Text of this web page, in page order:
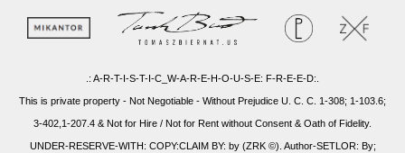
.: A-R-T-I-S-T-I-C_W-A-R-E-H-O-U-S-E: F-R-E-E-D:.
This is private property - Not Negotiable - Without Prejudice U. C. C. 1-308; 1-103.6;
3-402,1-207.4 & Not for Hire / Not for Rent without Consent & Oath of Fidelity.
UNDER-RESERVE-WITH: COPY:CLAIM BY: by (ZRK ©). Author-SETLOR: By;